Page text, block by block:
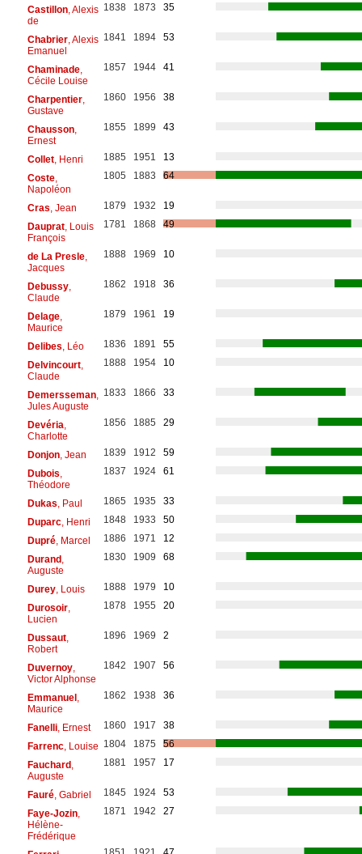
Castillon, Alexis
de
1838 1873 35
Chabrier, Alexis
Emanuel
1841 1894 53
Chaminade,
Cécile Louise
1857 1944 41
Charpentier,
Gustave
1860 1956 38
Chausson,
Ernest
1855 1899 43
Collet, Henri 1885 1951
13
Coste,
Napoléon
1805 1883 64
Cras , Jean 1879 1932
19
Dauprat, Louis
François
1781 1868 49
de La Presle,
Jacques
1888 1969 10
Debussy,
Claude
1862 1918 36
Delage,
Maurice
1879 1961 19
Delibes , Léo 1836 1891
55
Delvincourt,
Claude
1888 1954 10
Demersseman,
Jules Auguste
1833 1866 33
Devéria
Charlotte
1856 1885 29
Donjon, Jean 1839 1912
59
Dubois
Théodore
1837 1924 61
Dukas , Paul 1865 1935
33
Duparc, Henri 1848 1933
50
Dupré, Marcel 1886 1971
12
Durand,
Auguste
1830 1909 68
Durey, Louis 1888 1979
10
Durosoir,
Lucien
1878 1955 20
Dussaut,
Robert
1896 1969 2
Duvernoy,
Victor Alphonse
1842 1907 56
Emmanuel,
Maurice
1862 1938 36
Fanelli, Ernest 1860 1917
38
Farrenc, Louise 1804 1875
56
Fauchard,
Auguste
1881 1957 17
Fauré, Gabriel 1845 1924
53
Faye-Jozin,
Hélène-
Frédérique
1871 1942 27